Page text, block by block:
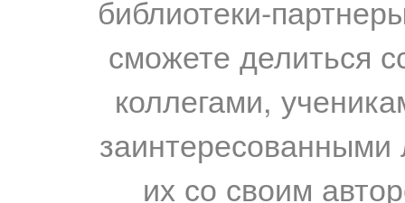
библиотеки-
сможете делиться
коллегами,
их со своим